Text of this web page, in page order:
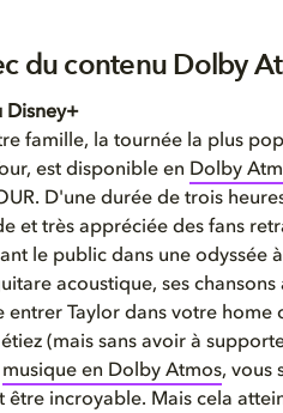
du contenu Dolby
Disney+
famille, la tournée la plus
est disponible en Dolby
D'une durée de trois
et très appréciée des fans
le public dans une odyssée
acoustique, ses
entrer Taylor dans votre home
(mais sans avoir à
musique en Dolby Atmos, vous
incroyable. Mais cela